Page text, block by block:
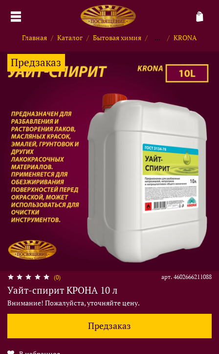
Главная Каталог Бытовая химия ... KRONA
Предзаказ
(0) арт. 4602666211088
Уайт-спирит КРОНА 10 л
Внимание! Пожалуйста, уточняйте цену.
Предзаказ